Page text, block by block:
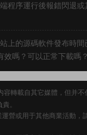
程序運行後報錯閃退或
上的源碼軟件發布時間
效嗎？可以正常下載嗎？
容轉載自其它媒體，但并
。
營或用于其他商業活動，